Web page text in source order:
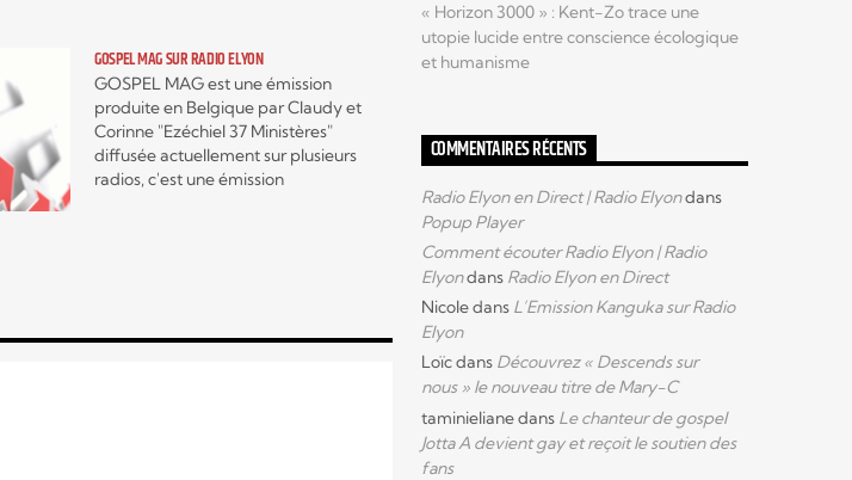
GOSPEL MAG SUR RADIO ELYON
GOSPEL MAG est une émission
produite en Belgique par Claudy et
Corinne "Ezéchiel 37 Ministères"
diffusée actuellement sur plusieurs
radios, c'est une émission
fortifier.…
« Horizon 3000 » : Kent-Zo trace une
utopie lucide entre conscience écologique
et humanisme
COMMENTAIRES RÉCENTS
Radio Elyon en Direct | Radio Elyondans
Popup Player
Comment écouter Radio Elyon | Radio
Elyondans Radio Elyon en Direct
Nicoledans L’Emission Kanguka sur Radio
Elyon
Loïcdans Découvrez « Descends sur
nous » le nouveau titre de Mary-C
taminielianedans Le chanteur de gospel
Jotta A devient gay et reçoit le soutien des
fans